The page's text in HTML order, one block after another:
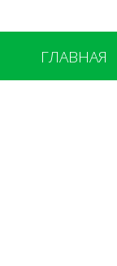
ГЛАВНАЯ